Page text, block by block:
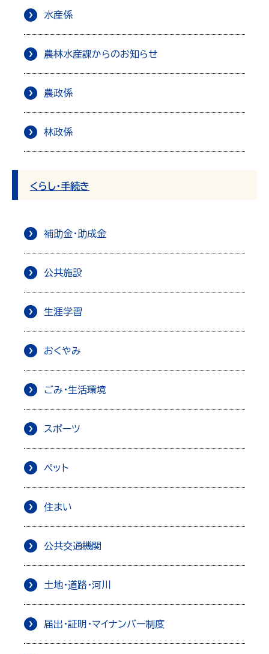
水産係
農林水産課からのお知らせ
農政係
林政係
くらし・手続き
補助金・助成金
公共施設
生涯学習
おくやみ
ごみ・生活環境
スポーツ
ペット
住まい
公共交通機関
土地・道路・河川
届出・証明・マイナンバー制度